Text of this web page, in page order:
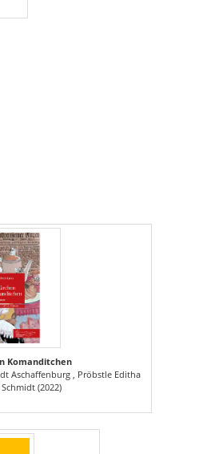
Komanditchen
Aschaffenburg , Pröbstle Editha
(2022)